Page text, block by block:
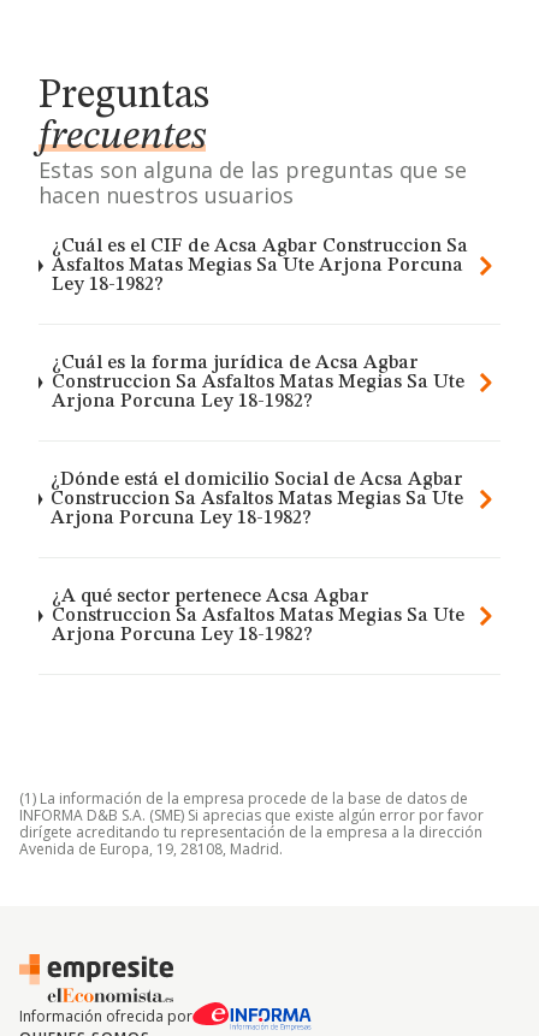
Preguntas
frecuentes
Estas son alguna de las preguntas que se
hacen nuestros usuarios
¿Cuál es el CIF de Acsa Agbar Construccion Sa
Asfaltos Matas Megias Sa Ute Arjona Porcuna
Ley 18-1982?
¿Cuál es la forma jurídica de Acsa Agbar
Construccion Sa Asfaltos Matas Megias Sa Ute
Arjona Porcuna Ley 18-1982?
¿Dónde está el domicilio Social de Acsa Agbar
Construccion Sa Asfaltos Matas Megias Sa Ute
Arjona Porcuna Ley 18-1982?
¿A qué sector pertenece Acsa Agbar
Construccion Sa Asfaltos Matas Megias Sa Ute
Arjona Porcuna Ley 18-1982?
(1) La información de la empresa procede de la base de datos de
INFORMA D&B S.A. (SME) Si aprecias que existe algún error por favor
dirígete acreditando tu representación de la empresa a la dirección
Avenida de Europa, 19, 28108, Madrid.
Información ofrecida por